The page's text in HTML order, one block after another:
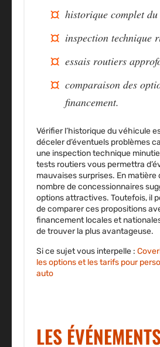
historique complet
inspection technique
essais routiers
comparaison des
financement.
Vérifier l’historique du véhicule
déceler d’éventuels problèmes
une inspection technique
tests routiersvous permettra
mauvaises surprises. En
nombre de concessionnaires
options attractives. Toutefois, il
de comparer ces propositions
financement locales et
de trouver la plus avantageuse.
Si ce sujet vous interpelle :
les options et les tarifs pour
auto
LES